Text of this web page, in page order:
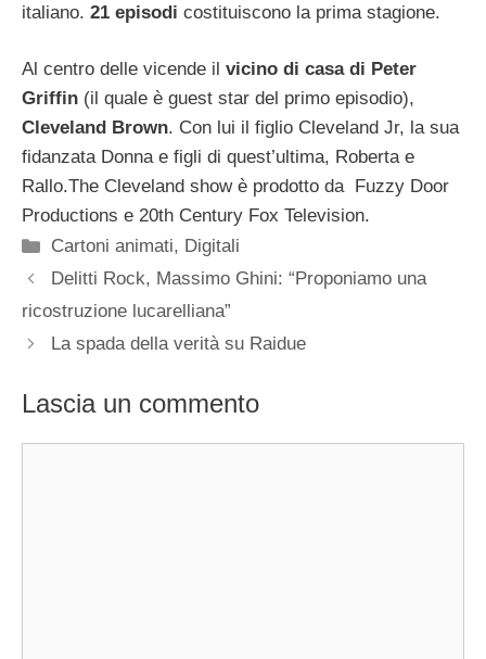
italiano. 21 episodi costituiscono la prima stagione.
Al centro delle vicende il vicino di casa di Peter
Griffin (il quale è guest star del primo episodio),
Cleveland Brown. Con lui il figlio Cleveland Jr, la sua
fidanzata Donna e figli di quest’ultima, Roberta e
Rallo.The Cleveland show è prodotto da Fuzzy Door
Productions e 20th Century Fox Television.
Categorie
Cartoni animati, Digitali
Delitti Rock, Massimo Ghini: “Proponiamo una
ricostruzione lucarelliana”
La spada della verità su Raidue
Lascia un commento